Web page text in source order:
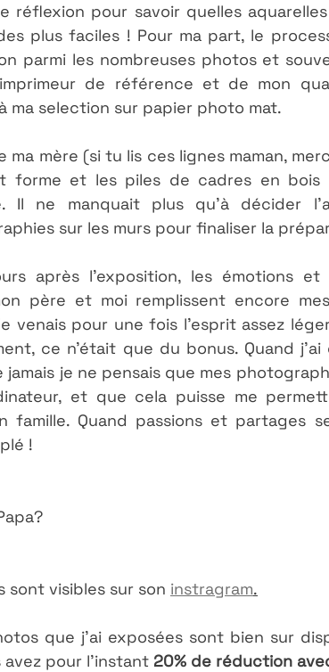
réflexion pour savoir quelles
plus faciles ! Pour ma part, le
parmi les nombreuses photos et
de référence et de mon
ma selection sur papier photo mat.
mère (si tu lis ces lignes maman,
forme et les piles de cadres en bois
Il ne manquait plus qu'à décider
sur les murs pour finaliser la
après l'exposition, les émotions et
père et moi remplissent encore
venais pour une fois l'esprit assez
ce n'était que du bonus. Quand j'ai
je ne pensais que mes
et que cela puisse me
famille. Quand passions et partages
!
sont visibles sur son instragram.
que j'ai exposées sont bien sur
avez pour l'instant 20% de réduction